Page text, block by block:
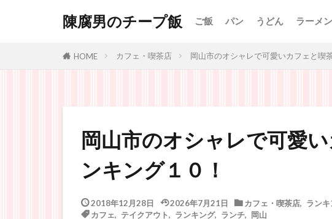
陳腐男のチープ飯 ご飯 パン うどん ラーメン
HOME カフェ・喫茶店 岡山市のオシャレで可愛いカフェと喫
岡山市のオシャレで可愛
ンキング１０！
2018年12月28日 2026年7月21日 カフェ・喫茶店, ランキ
カフェ
テイクアウト ランキング, ランチ, 岡山